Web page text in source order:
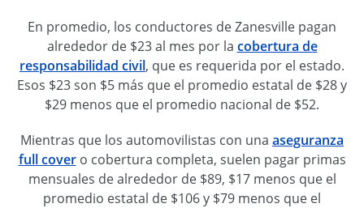
En promedio, los conductores de Zanesville pagan
alrededor de $23 al mes por la cobertura de
responsabilidad civil, que es requerida por el estado.
Esos $23 son $5 más que el promedio estatal de $28 y
$29 menos que el promedio nacional de $52.
Mientras que los automovilistas con una aseguranza
full covero cobertura completa, suelen pagar primas
mensuales de alrededor de $89, $17 menos que el
promedio estatal de $106 y $79 menos que el